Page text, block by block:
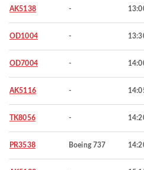
AK5138 -
OD1004 -
OD7004 -
AK5116 -
TK8056 -
PR3538 Boeing 737